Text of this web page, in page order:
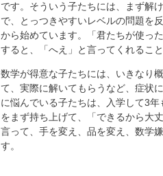
です。そういう子たちには、まず解
で、とっつきやすいレベルの問題を
から始めています。「君たちが使っ
すると、「へえ」と言ってくれること
数学が得意な子たちには、いきなり
て、実際に解いてもらうなど、症状
に悩んでいる子たちは、入学して3
をまず持ち上げて、「できるから大
言って、手を変え、品を変え、数学
す。